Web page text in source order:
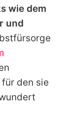
wie dem
und
den sie